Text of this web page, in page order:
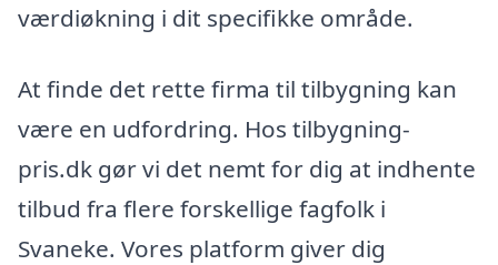
værdiøkning i dit specifikke område.
At finde det rette firma til tilbygning kan
være en udfordring. Hos tilbygning-
pris.dk gør vi det nemt for dig at indhente
tilbud fra flere forskellige fagfolk i
Svaneke. Vores platform giver dig